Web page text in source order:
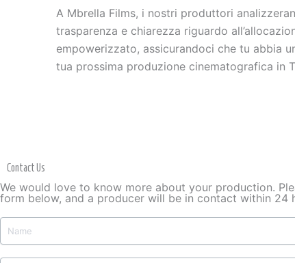
A Mbrella Films, i nostri produttori
trasparenza e chiarezza riguardo
empowerizzato, assicurandoci che tu abbia
tua prossima produzione cinematografica in
Contact Us
We would love to know more about your production.
form below, and a producer will be in contact within 24